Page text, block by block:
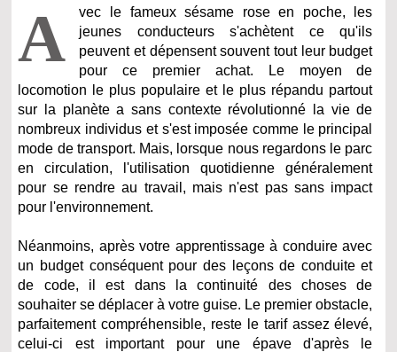
A
vec le fameux sésame rose en poche, les
jeunes conducteurs s'achètent ce qu'ils
peuvent et dépensent souvent tout leur budget
pour ce premier achat. Le moyen de
locomotion le plus populaire et le plus répandu partout
sur la planète a sans contexte révolutionné la vie de
nombreux individus et s'est imposée comme le principal
mode de transport. Mais, lorsque nous regardons le parc
en circulation, l'utilisation quotidienne généralement
pour se rendre au travail, mais n'est pas sans impact
pour l'environnement.
Néanmoins, après votre apprentissage à conduire avec
un budget conséquent pour des leçons de conduite et
de code, il est dans la continuité des choses de
souhaiter se déplacer à votre guise. Le premier obstacle,
parfaitement compréhensible, reste le tarif assez élevé,
celui-ci est important pour une épave d'après le